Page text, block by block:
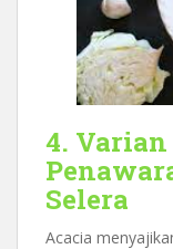
4.
Selera
Acacia